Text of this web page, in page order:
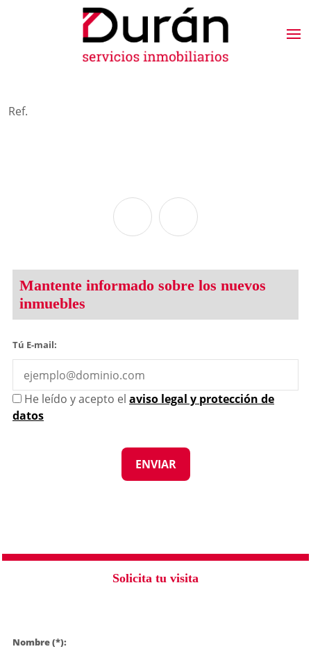
Ref.
Solicita tu visita
Nombre (*):
Mantente informado sobre los nuevos
inmuebles
Tú E-mail:
He leído y acepto el aviso legal y protección de
datos